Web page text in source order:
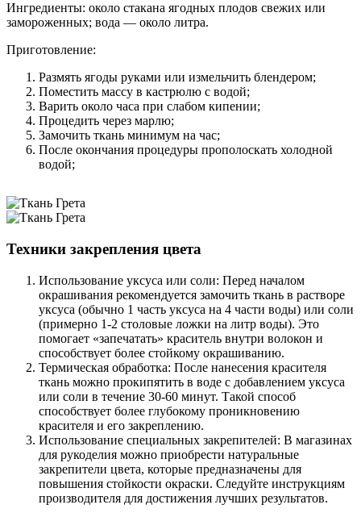
Ингредиенты: около стакана ягодных плодов свежих или
замороженных; вода — около литра.
Приготовление:
Размять ягоды руками или измельчить блендером;
Поместить массу в кастрюлю с водой;
Варить около часа при слабом кипении;
Процедить через марлю;
Замочить ткань минимум на час;
После окончания процедуры прополоскать холодной
водой;
Техники закрепления цвета
Использование уксуса или соли: Перед началом
окрашивания рекомендуется замочить ткань в растворе
уксуса (обычно 1 часть уксуса на 4 части воды) или соли
(примерно 1-2 столовые ложки на литр воды). Это
помогает «запечатать» краситель внутри волокон и
способствует более стойкому окрашиванию.
Термическая обработка: После нанесения красителя
ткань можно прокипятить в воде с добавлением уксуса
или соли в течение 30-60 минут. Такой способ
способствует более глубокому проникновению
красителя и его закреплению.
Использование специальных закрепителей: В магазинах
для рукоделия можно приобрести натуральные
закрепители цвета, которые предназначены для
повышения стойкости окраски. Следуйте инструкциям
производителя для достижения лучших результатов.